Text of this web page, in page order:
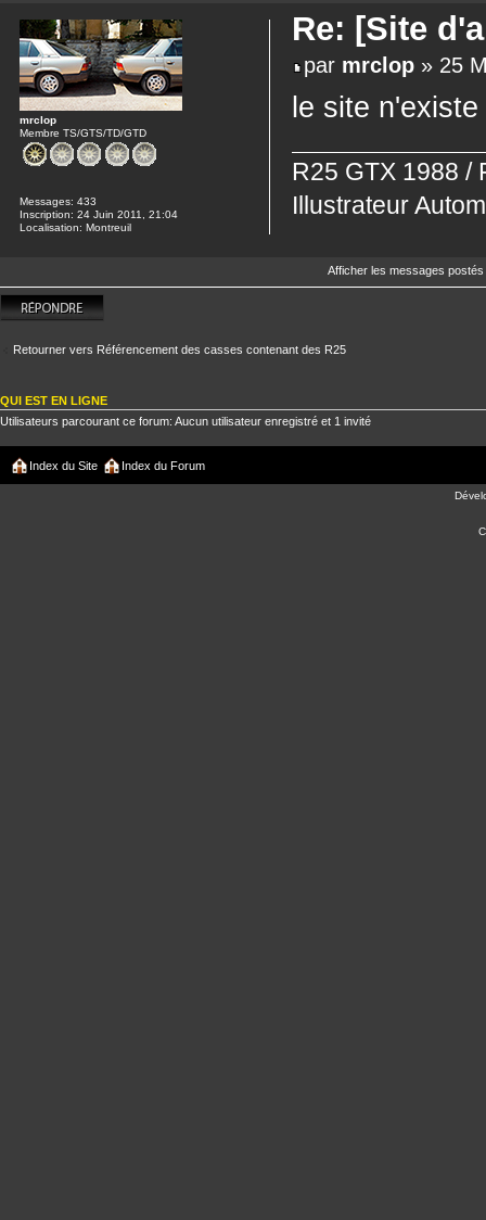
Re: [Site
par mrclop » 25
le site
R25 GTX 1988 /
Illustrateur
mrclop
Membre TS/GTS/TD/GTD
Messages: 433
Inscription: 24 Juin 2011, 21:04
Localisation: Montreuil
Afficher les messages
Répondre
Retourner vers Référencement des casses contenant des R25
QUI EST EN LIGNE
Utilisateurs parcourant ce forum: Aucun utilisateur enregistré et 1 invité
Index du Site Index du Forum